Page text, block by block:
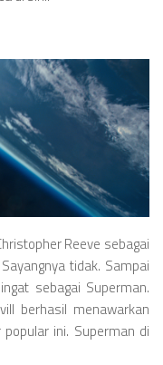
Reeve sebagai
tidak. Sampai
sebagai Superman.
berhasil menawarkan
ini. Superman di